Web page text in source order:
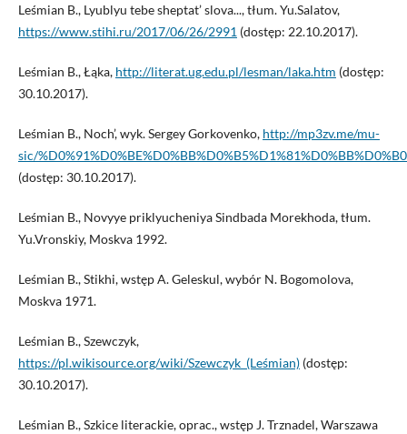
Leśmian B., Lyublyu tebe sheptat’ slova..., tłum. Yu.Salatov,
https://www.stihi.ru/2017/06/26/2991 (dostęp: 22.10.2017).
Leśmian B., Łąka, http://literat.ug.edu.pl/lesman/laka.htm (dostęp:
30.10.2017).
Leśmian B., Noch’, wyk. Sergey Gorkovenko, http://mp3zv.me/mu-
sic/
(dostęp: 30.10.2017).
Leśmian B., Novyye priklyucheniya Sindbada Morekhoda, tłum.
Yu.Vronskiy, Moskva 1992.
Leśmian B., Stikhi, wstęp A. Geleskul, wybór N. Bogomolova,
Moskva 1971.
Leśmian B., Szewczyk,
https://pl.wikisource.org/wiki/Szewczyk_(Leśmian)(dostęp:
30.10.2017).
Leśmian B., Szkice literackie, oprac., wstęp J. Trznadel, Warszawa